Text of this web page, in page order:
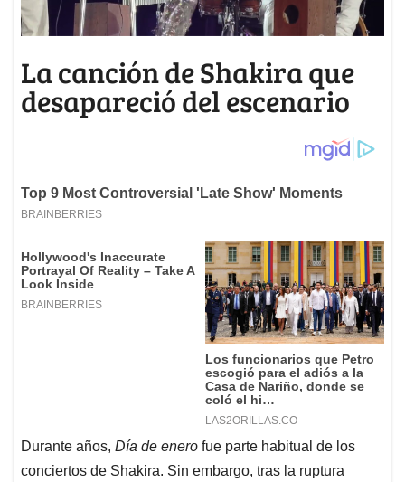
La canción de Shakira que
desapareció del escenario
Durante años, Día de enero fue parte habitual de los
conciertos de Shakira. Sin embargo, tras la ruptura